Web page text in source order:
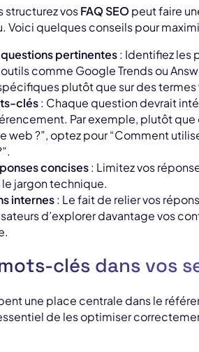
structurez vosFAQ SEOpeut faire
Voici quelques conseils pour
pertinentes: Identifiez les
comme Google Trends ou
plutôt que sur des termes
clés: Chaque question devrait
Par exemple, plutôt
web ?”, optez pour “Comment
concises: Limitez vos
jargon technique.
internes: Le fait de relier vos
d’explorer davantage vos
clés dans vos
une place centrale dans le
de les optimiser